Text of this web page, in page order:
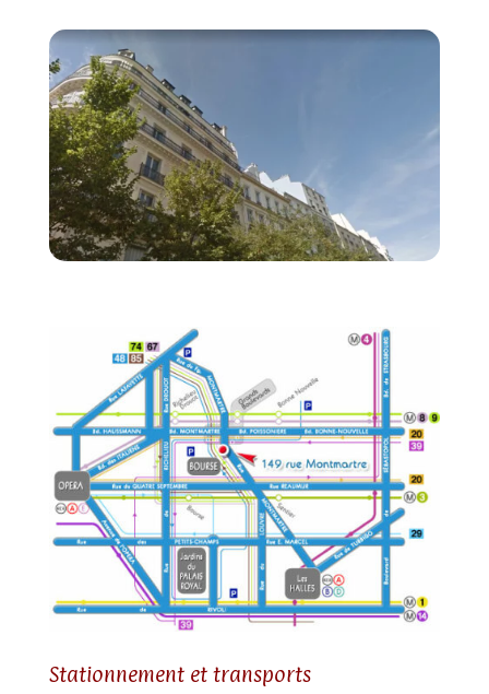
Stationnement et transports